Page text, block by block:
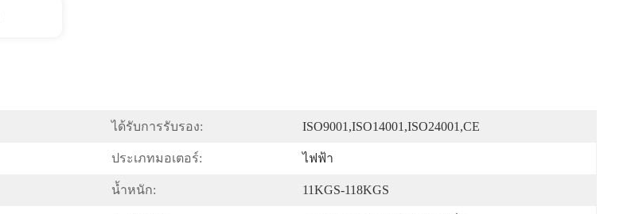
ได้รับการรับรอง: ISO9001,ISO14001,ISO24001,CE
ประเภทมอเตอร์: ไฟฟ้า
น้ำหนัก: 11KGS-118KGS